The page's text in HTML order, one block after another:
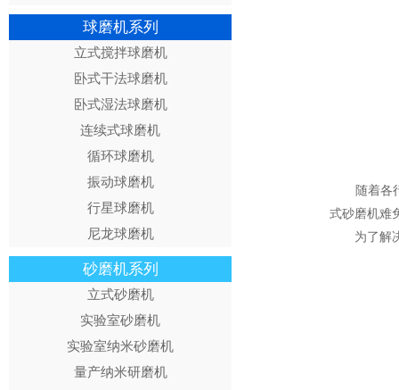
球磨机系列
立式搅拌球磨机
卧式干法球磨机
卧式湿法球磨机
连续式球磨机
循环球磨机
振动球磨机
行星球磨机
尼龙球磨机
砂磨机系列
立式砂磨机
实验室砂磨机
实验室纳米砂磨机
量产纳米研磨机
随着各行
式砂磨机难
为了解决